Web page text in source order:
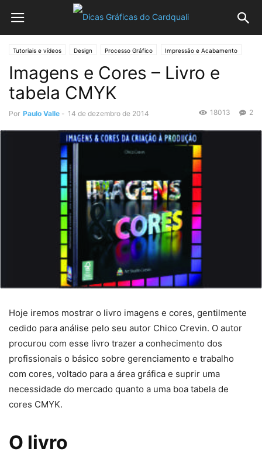
Tutoriais e vídeos Design Processo Gráfico Impressão e Acabamento
Imagens e Cores – Livro e
tabela CMYK
Por Paulo Valle - 14 de dezembro de 2014 2
18013
Hoje iremos mostrar o livro imagens e cores, gentilmente
cedido para análise pelo seu autor Chico Crevin. O autor
procurou com esse livro trazer a conhecimento dos
profissionais o básico sobre gerenciamento e trabalho
com cores, voltado para a área gráfica e suprir uma
necessidade do mercado quanto a uma boa tabela de
cores CMYK.
O livro